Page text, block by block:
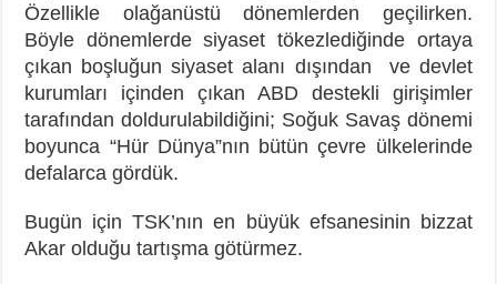
Özellikle olağanüstü dönemlerden geçilirken.
Böyle dönemlerde siyaset tökezlediğinde ortaya
çıkan boşluğun siyaset alanı dışından ve devlet
kurumları içinden çıkan ABD destekli girişimler
tarafından doldurulabildiğini; Soğuk Savaş dönemi
boyunca “Hür Dünya”nın bütün çevre ülkelerinde
defalarca gördük.
Bugün için TSK’nın en büyük efsanesinin bizzat
Akar olduğu tartışma götürmez.